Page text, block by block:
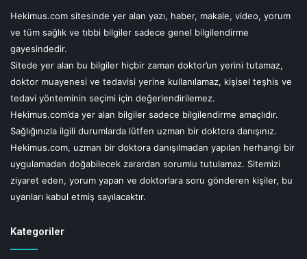
UYARI!
Hekimus.com sitesinde yer alan yazı, haber, makale, video, yorum ve tüm
sağlık ve tıbbi bilgiler sadece genel bilgilendirme gayesindedir.
Sitede yer alan bu bilgiler hiçbir zaman doktor'un yerini tutamaz, doktor
muayenesi ve tedavisi yerine kullanılamaz, kişisel teşhis ve tedavi
yönteminin seçimi için değerlendirilemez.
Hekimus.com'da yer alan bilgiler sadece bilgilendirme amaçlıdır.
Hekimus.com, uzman bir doktora danışılmadan yapılan herhangi bir
uygulamadan doğabilecek zarardan sorumlu tutulamaz. Sitemizi ziyaret
eden, yorum yapan ve doktorlara soru gönderen kişiler, bu uyarıları kabul
etmiş sayılacaktır.
Etiketler
kemik erimesi
Hekimus.com sitesinde yer alan yazı, haber, makale, video, yorum
ve tüm sağlık ve tıbbi bilgiler sadece genel bilgilendirme
gayesindedir.
Sitede yer alan bu bilgiler hiçbir zaman doktor’un yerini tutamaz,
doktor muayenesi ve tedavisi yerine kullanılamaz, kişisel teşhis ve
tedavi yönteminin seçimi için değerlendirilemez.
Hekimus.com’da yer alan bilgiler sadece bilgilendirme amaçlıdır.
Sağlığınızla ilgili durumlarda lütfen uzman bir doktora danışınız.
Hekimus.com, uzman bir doktora danışılmadan yapılan herhangi bir
uygulamadan doğabilecek zarardan sorumlu tutulamaz. Sitemizi
ziyaret eden, yorum yapan ve doktorlara soru gönderen kişiler, bu
uyarıları kabul etmiş sayılacaktır.
Kategoriler